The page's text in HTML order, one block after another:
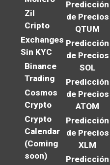
Zil
Cripto
Exchanges
Sin KYC
Binance
Trading
Cosmos
Crypto
Crypto
Calendar
(Coming
soon)
Predicción
de Precios
QTUM
Predicción
de Precios
SOL
Predicción
de Precios
ATOM
Predicción
de Precios
XLM
Predicción